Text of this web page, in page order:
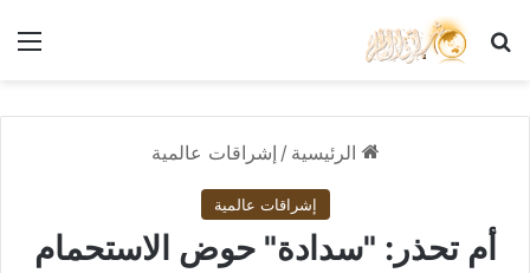
بحث عن
الرئيسية / إشراقات عالمية
إشراقات عالمية
أم تحذر: "سدادة" حوض الاستحمام